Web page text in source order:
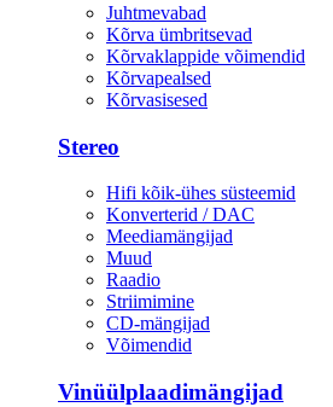
Juhtmevabad
Kõrva ümbritsevad
Kõrvaklappide võimendid
Kõrvapealsed
Kõrvasisesed
Stereo
Hifi kõik-ühes süsteemid
Konverterid / DAC
Meediamängijad
Muud
Raadio
Striimimine
CD-mängijad
Võimendid
Vinüülplaadimängijad